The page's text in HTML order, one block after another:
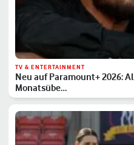
TV & ENTERTAINMENT
Neu auf Paramount+ 2026:
Monatsübe…